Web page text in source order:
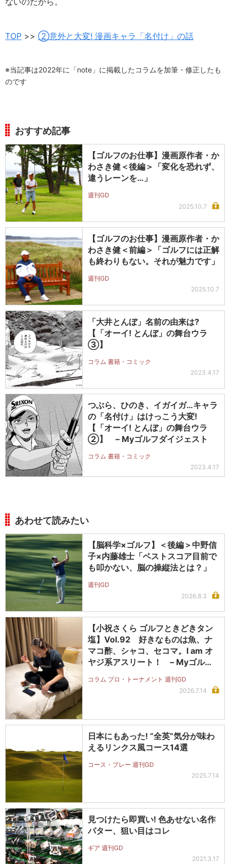
TOP >> ②意外と大変! 漫画キャラ「名付け」の話
※当記事は2022年に「note」に掲載したコラムを加筆・修正したも
のです
おすすめ記事
【ゴルフのお仕事】漫画原作者・か
わさき健＜後編＞「変化を恐れず、
違うレーンを…」
週刊GD
2025.10.7
【ゴルフのお仕事】漫画原作者・か
わさき健＜前編＞「ゴルフには正解
も終わりもない。それが魅力です」
週刊GD
2025.10.7
「大井とんぼ」名前の由来は?
【「オーイ! とんぼ」の舞台ウラ
③】
コラム 書籍・コミック
2023.4.17
つぶら、ひのき、イガイガ…キャラ
の「名付け」はけっこう大変!
【「オーイ! とんぼ」の舞台ウラ
②】 – Myゴルフダイジェスト
コラム 書籍・コミック
2023.4.17
あわせて読みたい
【脳科学×ゴルフ】＜後編＞中野信
子×内藤雄士「ベストスコア目前で
も叩かない、脳の操縦法とは？」
週刊GD
2026.8.3
【小祝さくら ゴルフときどきタン
塩】Vol.92 好きなものは魚、ナ
マコ酢、シャコ、セコマ。I am オ
ヤジ系アスリート！ – Myゴルフ
コラム プロ・トーナメント 週刊GD
2026.7.14
日本にもあった! “全英”気分が味わ
えるリンクス風コース14選
コース・プレー 週刊GD
2025.7.14
見つけたら即買い! 色あせない名作
パター、狙い目はコレ
ギア 週刊GD
2021.3.17